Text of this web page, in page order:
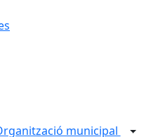
municipal